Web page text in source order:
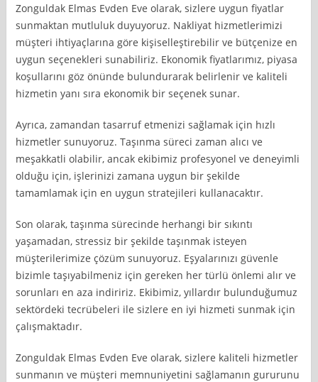
Zonguldak Elmas Evden Eve olarak, sizlere uygun fiyatlar
sunmaktan mutluluk duyuyoruz. Nakliyat hizmetlerimizi
müşteri ihtiyaçlarına göre kişiselleştirebilir ve bütçenize en
uygun seçenekleri sunabiliriz. Ekonomik fiyatlarımız, piyasa
koşullarını göz önünde bulundurarak belirlenir ve kaliteli
hizmetin yanı sıra ekonomik bir seçenek sunar.
Ayrıca, zamandan tasarruf etmenizi sağlamak için hızlı
hizmetler sunuyoruz. Taşınma süreci zaman alıcı ve
meşakkatli olabilir, ancak ekibimiz profesyonel ve deneyimli
olduğu için, işlerinizi zamana uygun bir şekilde
tamamlamak için en uygun stratejileri kullanacaktır.
Son olarak, taşınma sürecinde herhangi bir sıkıntı
yaşamadan, stressiz bir şekilde taşınmak isteyen
müşterilerimize çözüm sunuyoruz. Eşyalarınızı güvenle
bizimle taşıyabilmeniz için gereken her türlü önlemi alır ve
sorunları en aza indiririz. Ekibimiz, yıllardır bulunduğumuz
sektördeki tecrübeleri ile sizlere en iyi hizmeti sunmak için
çalışmaktadır.
Zonguldak Elmas Evden Eve olarak, sizlere kaliteli hizmetler
sunmanın ve müşteri memnuniyetini sağlamanın gururunu